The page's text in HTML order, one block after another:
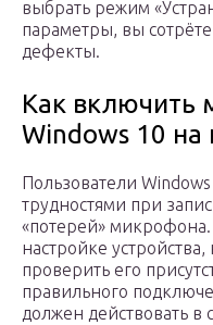
выбрать режим
параметры, вы
дефекты.
Как включить
Windows 10
Пользователи
трудностями при
«потерей»
настройке
проверить его
правильного
должен действовать